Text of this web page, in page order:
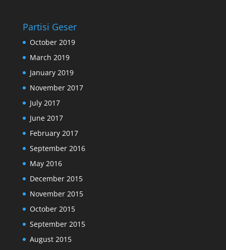
Partisi Geser
October 2019
March 2019
January 2019
November 2017
July 2017
June 2017
February 2017
September 2016
May 2016
December 2015
November 2015
October 2015
September 2015
August 2015